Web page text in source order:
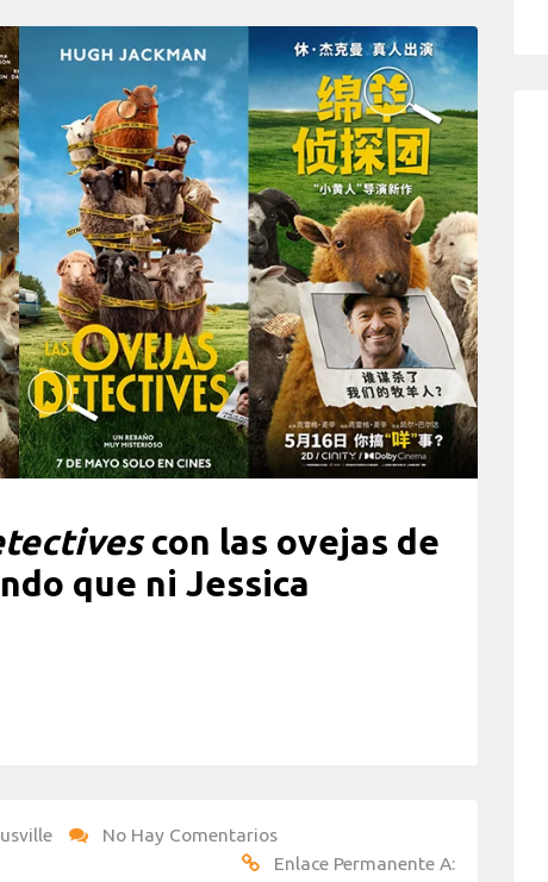
con las ovejas de
que ni Jessica
No Hay Comentarios
Enlace Permanente A: